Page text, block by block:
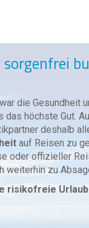
die Gesundheit
das höchste Gut.
deshalb
auf Reisen zu
oder offizieller
weiterhin zu
risikofreie